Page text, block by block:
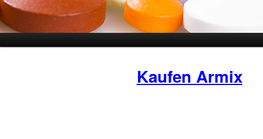
Kaufen Armix